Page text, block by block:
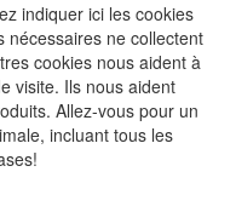
indiquer ici les cookies
nécessaires ne collectent
cookies nous aident à
visite. Ils nous aident
Allez-vous pour un
incluant tous les